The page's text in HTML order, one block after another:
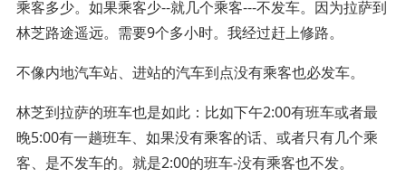
乘客多少。如果乘客少--就几个乘客---不发车。因为拉萨到
林芝路途遥远。需要9个多小时。我经过赶上修路。
不像内地汽车站、进站的汽车到点没有乘客也必发车。
林芝到拉萨的班车也是如此：比如下午2:00有班车或者最
晚5:00有一趟班车、如果没有乘客的话、或者只有几个乘
客、是不发车的。就是2:00的班车-没有乘客也不发。